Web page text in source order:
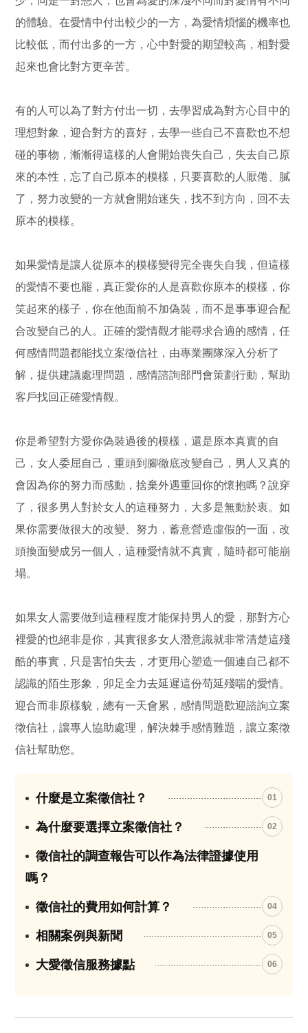
的體驗。在愛情中付出較少的一方，為愛情煩惱的機率也
比較低，而付出多的一方，心中對愛的期望較高，相對愛
起來也會比對方更辛苦。
有的人可以為了對方付出一切，去學習成為對方心目中的
理想對象，迎合對方的喜好，去學一些自己不喜歡也不想
碰的事物，漸漸得這樣的人會開始喪失自己，失去自己原
來的本性，忘了自己原本的模樣，只要喜歡的人厭倦、膩
了，努力改變的一方就會開始迷失，找不到方向，回不去
原本的模樣。
如果愛情是讓人從原本的模樣變得完全喪失自我，但這樣
的愛情不要也罷，真正愛你的人是喜歡你原本的模樣，你
笑起來的樣子，你在他面前不加偽裝，而不是事事迎合配
合改變自己的人。正確的愛情觀才能尋求合適的感情，任
何感情問題都能找立案徵信社，由專業團隊深入分析了
解，提供建議處理問題，感情諮詢部門會策劃行動，幫助
客戶找回正確愛情觀。
你是希望對方愛你偽裝過後的模樣，還是原本真實的自
己，女人委屈自己，重頭到腳徹底改變自己，男人又真的
會因為你的努力而感動，捨棄外遇重回你的懷抱嗎？說穿
了，很多男人對於女人的這種努力，大多是無動於衷。如
果你需要做很大的改變、努力，蓄意營造虛假的一面，改
頭換面變成另一個人，這種愛情就不真實，隨時都可能崩
塌。
如果女人需要做到這種程度才能保持男人的愛，那對方心
裡愛的也絕非是你，其實很多女人潛意識就非常清楚這殘
酷的事實，只是害怕失去，才更用心塑造一個連自己都不
認識的陌生形象，卯足全力去延遲這份苟延殘喘的愛情。
迎合而非原樣貌，總有一天會累，感情問題歡迎諮詢立案
徵信社，讓專人協助處理，解決棘手感情難題，讓立案徵
信社幫助您。
什麼是立案徵信社？ 01
為什麼要選擇立案徵信社？ 02
徵信社的調查報告可以作為法律證據使用
嗎？
徵信社的費用如何計算？ 04
相關案例與新聞 05
大愛徵信服務據點 06